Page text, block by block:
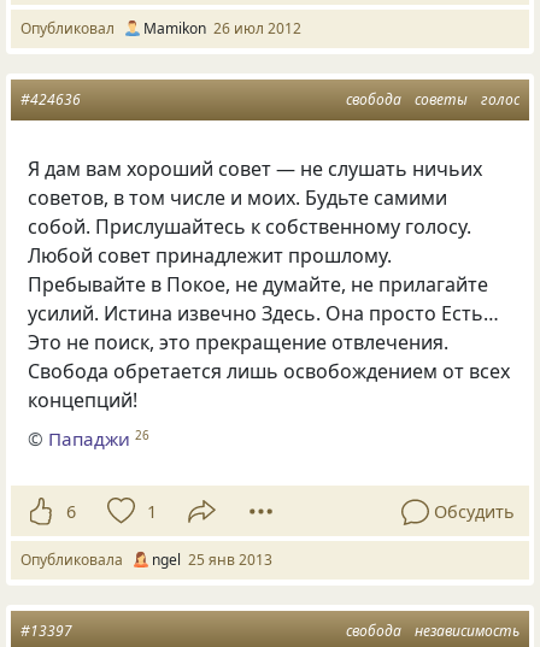
Опубликовал Mamikon 26 июл 2012
свобода советы голос
#424636
Я дам вам хороший совет — не слушать ничьих
советов, в том числе и моих. Будьте самими
собой. Прислушайтесь к собственному голосу.
Любой совет принадлежит прошлому.
Пребывайте в Покое, не думайте, не прилагайте
усилий. Истина извечно Здесь. Она просто Есть…
Это не поиск, это прекращение отвлечения.
Свобода обретается лишь освобождением от всех
концепций!
© Пападжи 26
6 1 Обсудить
Опубликовала ngel 25 янв 2013
свобода независимость
#13397